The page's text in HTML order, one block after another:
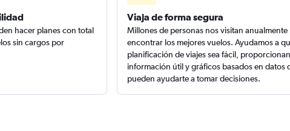
hacer planes con total
sin cargos por
Viaja de forma segura
Millones de personas nos visitan anualmente
encontrar los mejores vuelos. Ayudamos a
planificación de viajes sea fácil,
información útil y gráficos basados en datos
pueden ayudarte a tomar decisiones.